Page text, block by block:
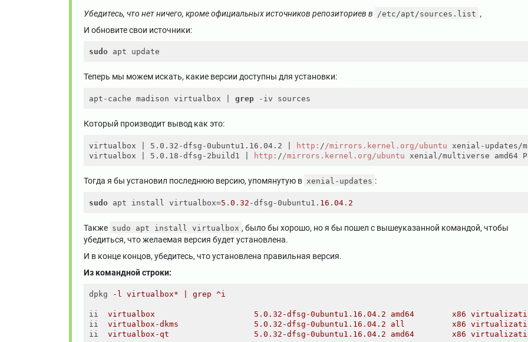
Убедитесь, что нет ничего, кроме официальных источников репозиториев в /etc/apt/sources.list ,
И обновите свои источники:
sudo
Теперь мы можем искать, какие версии доступны для установки:
apt-cache madison virtualbox | grep
Который производит вывод как это:
virtualbox | 5.0.32-dfsg-0ubuntu1.16.04.2 | http: / /mirrors.kernel.org/ubuntu xenial-updates/
virtualbox
| 5.0.18-dfsg-2build1 | http: / /mirrors.kernel.org/ubuntu
Тогда я бы установил последнюю версию, упомянутую в xenial-updates :
sudo apt install virtualbox=5 .0 .32 -dfsg-0ubuntu1. 16 .04 . 2
Также sudo apt install virtualbox , было бы хорошо, но я бы пошел с вышеуказанной командой, чтобы
убедиться, что желаемая версия будет установлена.
И в конце концов, убедитесь, что установлена ​​правильная версия.
Из командной строки:
dpkg -l virtualbox* | grep ^i
ii
virtualbox                     5.0.32-dfsg-0ubuntu1.16.04.2 amd64        x86
ii
virtualbox-dkms                5.0.32-dfsg-0ubuntu1.16.04.2 all          x86 virtualization
ii
virtualbox-qt                  5.0.32-dfsg-0ubuntu1.16.04.2 amd64        x86